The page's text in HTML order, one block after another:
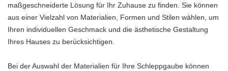
maßgeschneiderte Lösung für Ihr Zuhause zu finden. Sie können
aus einer Vielzahl von Materialien, Formen und Stilen wählen, um
Ihren individuellen Geschmack und die ästhetische Gestaltung
Ihres Hauses zu berücksichtigen.
Bei der Auswahl der Materialien für Ihre Schleppgaube können